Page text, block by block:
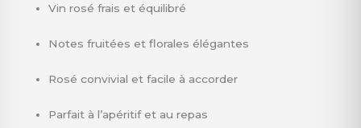
Vin rosé frais et équilibré
Notes fruitées et florales élégantes
Rosé convivial et facile à accorder
Parfait à l’apéritif et au repas